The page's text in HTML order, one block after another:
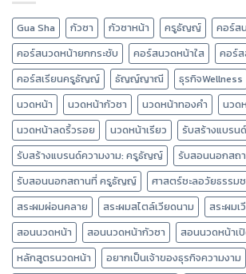
Gua Sha กัวซา กัวซาหน้า ครูธัญญ์
คอร์ส
คอร์สนวดหน้ายกกระชับ
คอร์สนวดหน้าใส
คอร์ส
คอร์สเรียนครูธัญญ์
ธัญญ์ญาณี ธุรกิจWellness
นวดหน้า
นวดหน้ากัวซา นวดหน้าทองคำ
นวด
นวดหน้าลดริ้วรอย
นวดหน้าเรียว
รับสร้างแบรน
รับสร้างแบรนด์ความงาม: ครูธัญญ์
รับสอนนอกสถ
รับสอนนอกสถานที่ ครูธัญญ์
ศาสตร์ชะลอวัยธรรม
สระผมผ่อนคลาย
สระผมสไตล์เวียดนาม
สระผมเ
สอนนวดหน้า
สอนนวดหน้ากัวซา
สอนนวดหน้าเ
หลักสูตรนวดหน้า
อยากเป็นเจ้าของธุรกิจความงาม